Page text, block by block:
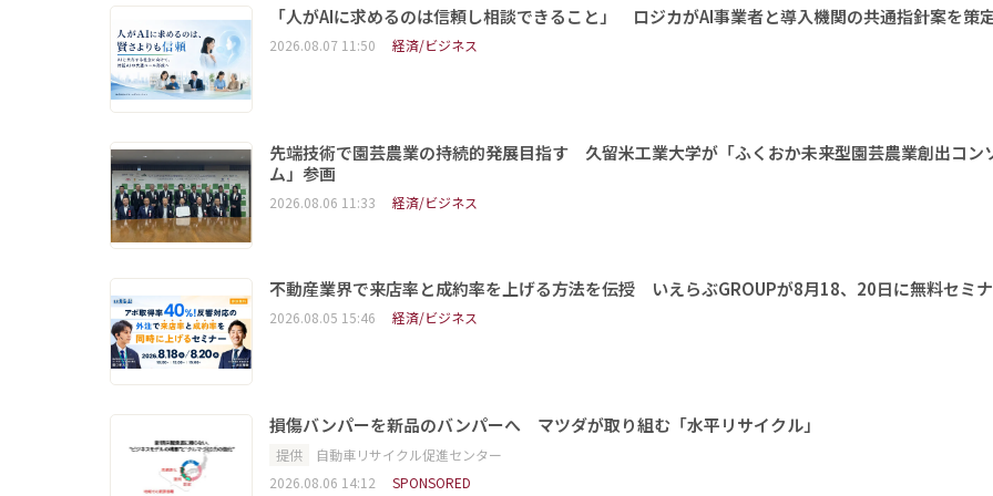
「人がAIに求めるのは信頼し相談できること」 ロジカがAI事業者と導入機関の共通指針案を策
2026.08.07 11:50 経済/ビジネス
先端技術で園芸農業の持続的発展目指す 久留米工業大学が「ふくおか未来型園芸農業創出コン
ム」参画
2026.08.06 11:33 経済/ビジネス
不動産業界で来店率と成約率を上げる方法を伝授 いえらぶGROUPが8月18、20日に無料セミ
2026.08.05 15:46 経済/ビジネス
損傷バンパーを新品のバンパーへ マツダが取り組む「水平リサイクル」
提供
自動車リサイクル促進センター
2026.08.06 14:12
SPONSORED